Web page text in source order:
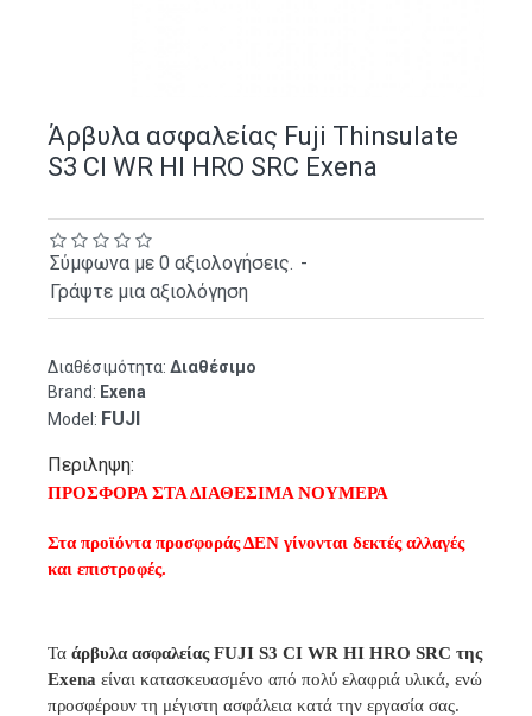
Άρβυλα ασφαλείας Fuji Thinsulate
S3 CI WR HI HRO SRC Exena
Διαθέσιμότητα: Διαθέσιμο
Brand: Exena
Model: FUJI
Σύμφωνα με 0 αξιολογήσεις. -
Γράψτε μια αξιολόγηση
Περιληψη:
ΠΡΟΣΦΟΡΑ ΣΤΑ ΔΙΑΘΕΣΙΜΑ ΝΟΥΜΕΡΑ
Στα προϊόντα προσφοράς ΔΕΝ γίνονται δεκτές αλλαγές
και επιστροφές.
Τα άρβυλα ασφαλείας FUJI S3 CI WR HI HRO SRC της
Exena είναι κατασκευασμένο από πολύ ελαφριά υλικά, ενώ
προσφέρουν τη μέγιστη ασφάλεια κατά την εργασία σας.